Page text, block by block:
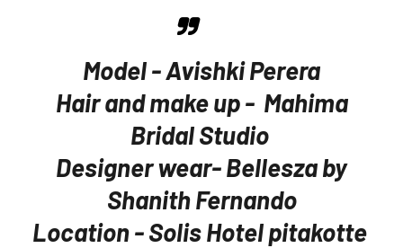
Model - Avishki Perera
Hair and make up - Mahima
Bridal Studio
Designer wear- Bellesza by
Shanith Fernando
Location - Solis Hotel pitakotte